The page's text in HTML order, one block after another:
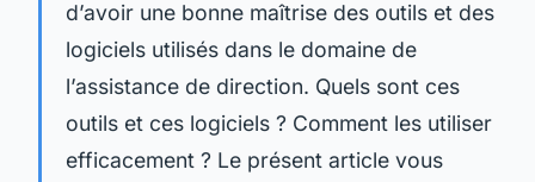
d’avoir une bonne maîtrise des outils et des
logiciels utilisés dans le domaine de
l’assistance de direction. Quels sont ces
outils et ces logiciels ? Comment les utiliser
efficacement ? Le présent article vous